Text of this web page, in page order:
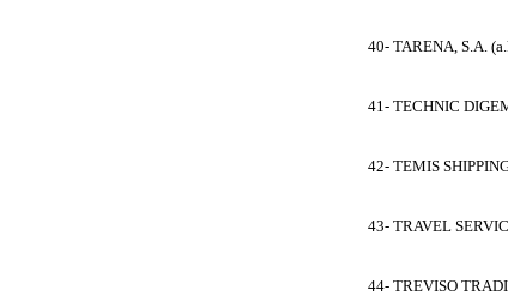
40- TARENA, S.A.
41- TECHNIC
42- TEMIS
43- TRAVEL
44- TREVISO